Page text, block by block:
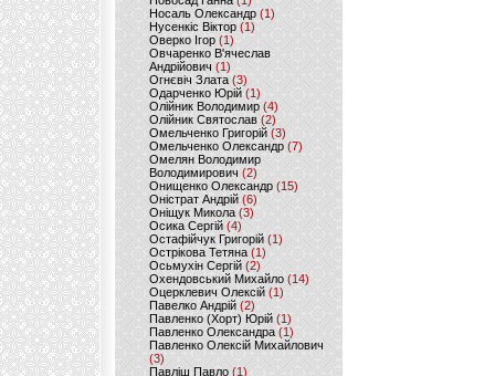
Носаль Олександр (1)
Нусенкіс Віктор (1)
Оверко Ігор (1)
Овчаренко В'ячеслав
Андрійович(1)
Огнєвіч Злата (3)
Одарченко Юрій(1)
Олійник Володимир (4)
Олійник Святослав (2)
Омельченко Григорій (3)
Омельченко Олександр(7)
Омелян Володимир
Володимирович (2)
Онищенко Олександр (15)
Оністрат Андрій (6)
Оніщук Микола (3)
Осика Сергій(4)
Остафійчук Григорій(1)
Острікова Тетяна (1)
Осьмухін Сергій (2)
Охендовський Михайло (14)
Оцерклевич Олексій (1)
Павелко Андрій (2)
Павленко (Хорт) Юрій (1)
Павленко Олександра (1)
Павленко Олексій Михайлович
(3)
Павліш Павло(1)